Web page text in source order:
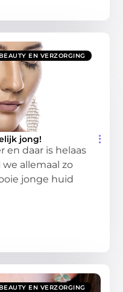
BEAUTY EN VERZORGING
jong!
en daar is helaas
allemaal zo
jonge huid
BEAUTY EN VERZORGING